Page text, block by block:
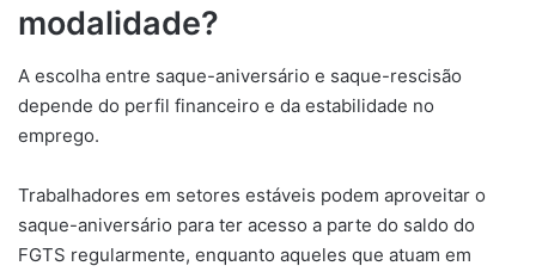
modalidade?
A escolha entre saque-aniversário e saque-rescisão
depende do perfil financeiro e da estabilidade no
emprego.
Trabalhadores em setores estáveis podem aproveitar o
saque-aniversário para ter acesso a parte do saldo do
FGTS regularmente, enquanto aqueles que atuam em